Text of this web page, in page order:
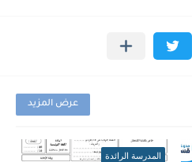
عرض المزيد
المدرسة الرائدة